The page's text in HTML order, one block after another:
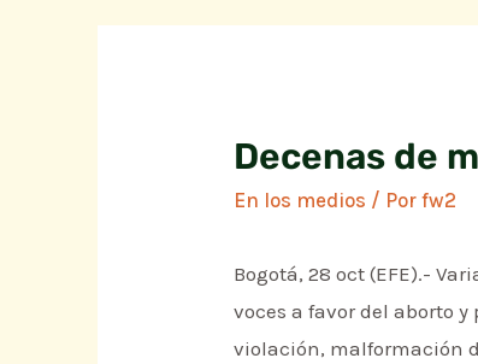
Decenas de
En los medios / Porfw2
Bogotá, 28 oct (EFE).-
voces a favor del aborto
violación, malformación